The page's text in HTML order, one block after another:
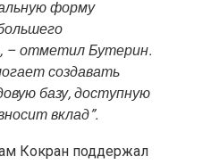
форму
– отметил Бутерин.
создавать
базу, доступную
вклад”.
Кокран поддержал